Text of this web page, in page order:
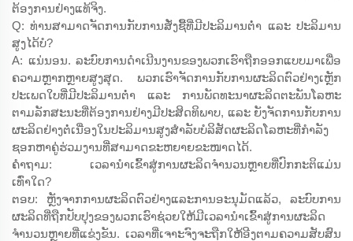
ຕ້ອງການຢ່າງແທ້ຈິງ.
Q: ທ່ານສາມາດຈັດການກັບການສັ່ງຊື້ທີ່ມີປະລິມານຕ່ຳ ແລະ ປະລິມານ
ສູງໄດ້ບໍ?
A: ແນ່ນອນ. ລະບົບການດຳເນີນງານຂອງພວກເຮົາຖືກອອກແບບມາເພື່ອ
ຄວາມຫຼາກຫຼາຍສູງສຸດ. ພວກເຮົາຈັດການກັບການຜະລິດຕົວຢ່າງເຫຼັກ
ປະເພດໃບທີ່ມີປະລິມານຕ່ຳ ແລະ ການພັດທະນາຜະລິດຕະພັນໂລຫະ
ຕາມລັກສະນະທີ່ຕ້ອງການຢ່າງມີປະສິດທິພາບ, ແລະ ຍັງຈັດການກັບການ
ຜະລິດຢ່າງຕໍ່ເນື່ອງໃນປະລິມານສູງສຳລັບບໍລິສັດຜະລິດໂລຫະທີ່ກຳລັງ
ຊອກຫາຄູ່ຮ່ວມງານທີ່ສາມາດຂະຫຍາຍຂະໜາດໄດ້.
ຄຳຖາມ: ເວລານຳເຂົ້າສູ່ການຜະລິດຈຳນວນຫຼາຍທີ່ປົກກະຕິແມ່ນ
ເທົ່າໃດ?
ຕອບ: ຫຼັງຈາກການຜະລິດຕົວຢ່າງແລະການອະນຸມັດແລ້ວ, ລະບົບການ
ຜະລິດທີ່ຖືກປັບປຸງຂອງພວກເຮົາຊ່ວຍໃຫ້ມີເວລານຳເຂົ້າສູ່ການຜະລິດ
ຈຳນວນຫຼາຍທີ່ແຂ່ງຂັນ. ເວລາທີ່ເຈາະຈົງຈະຖືກໃຫ້ອີງຕາມຄວາມສັບສົນ